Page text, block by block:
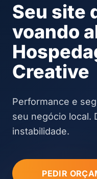
Seu site
voando
Creative
Performance e
seu negócio local.
instabilidade.
PEDIR